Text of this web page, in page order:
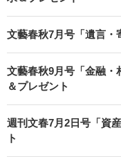
文藝春秋7月号「遺言・
文藝春秋9月号「金融・
＆プレゼント
週刊文春7月2日号「資
ト